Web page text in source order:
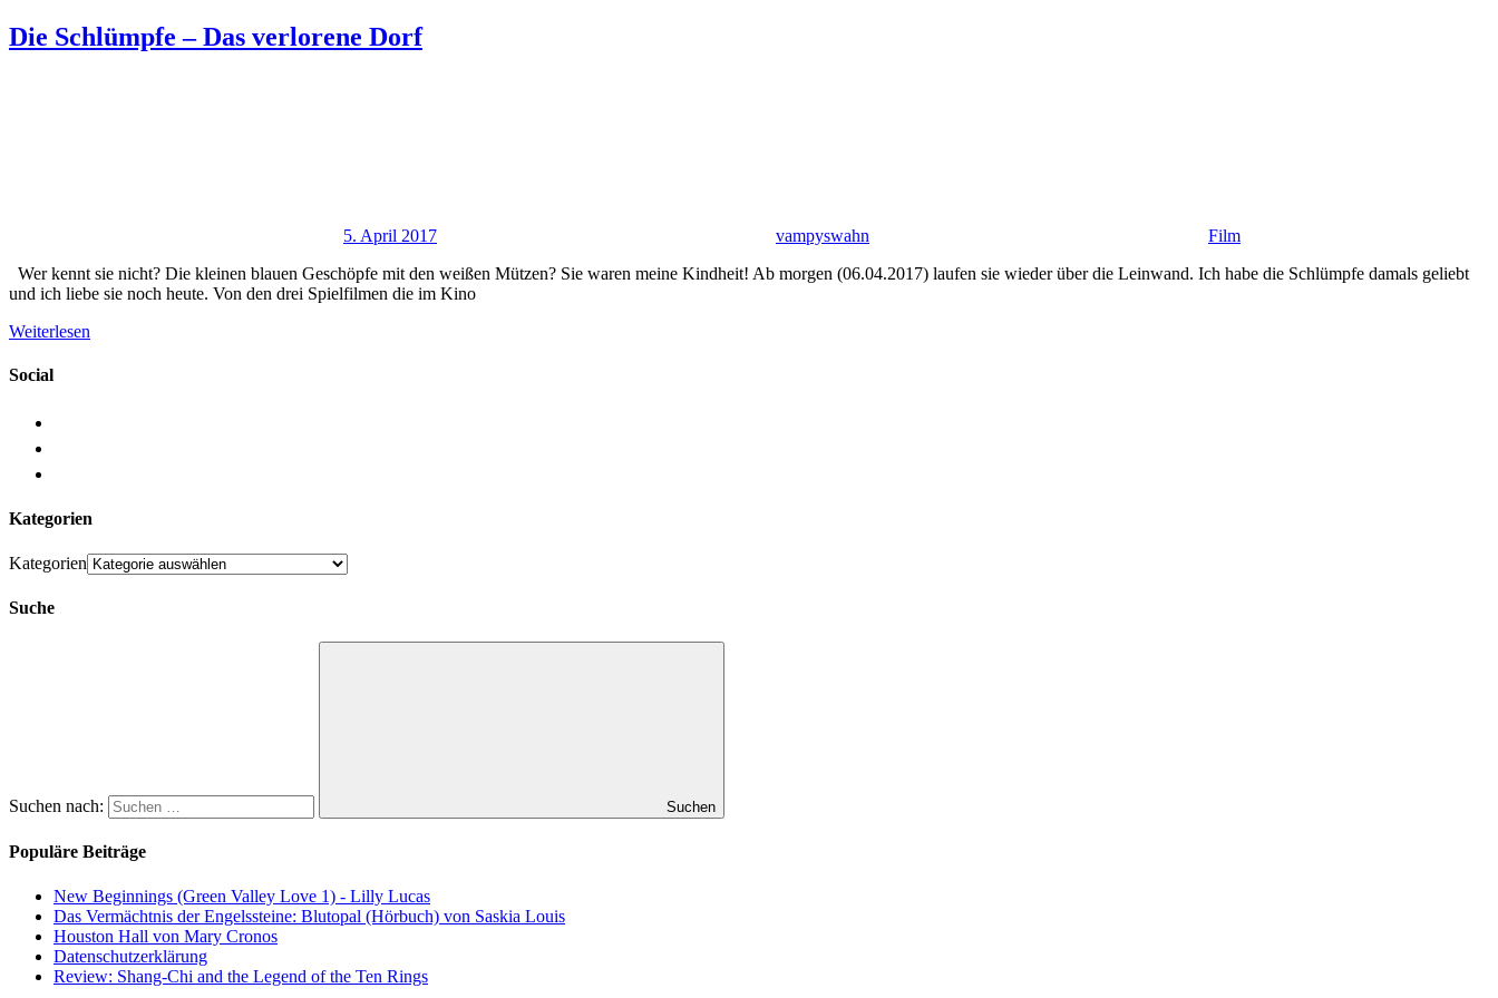
Die Schlümpfe – Das verlorene Dorf
5. April 2017 vampyswahn
Film
Wer kennt sie nicht? Die kleinen blauen Geschöpfe mit den weißen Mützen? Sie waren meine Kindheit! Ab morgen (06.04.2017) laufen sie wieder über die Leinwand. Ich habe die Schlümpfe damals geliebt
und ich liebe sie noch heute. Von den drei Spielfilmen die im Kino
Weiterlesen
Social
Kategorien
Kategorien
Suche
Suchen nach: Suchen
Populäre Beiträge
New Beginnings (Green Valley Love 1) - Lilly Lucas
Das Vermächtnis der Engelssteine: Blutopal (Hörbuch) von Saskia Louis
Houston Hall von Mary Cronos
Datenschutzerklärung
Review: Shang-Chi and the Legend of the Ten Rings